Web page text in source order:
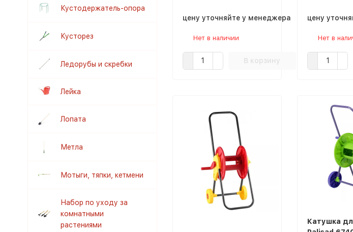
цену уточняйте у менеджера
Нет в наличии
В корзину
цену
Нет в
Катушка
Кустодержатель-опора
Кусторез
Ледорубы и скребки
Лейка
Лопата
Метла
Мотыги, тяпки, кетмени
Набор по уходу за
комнатными
растениями